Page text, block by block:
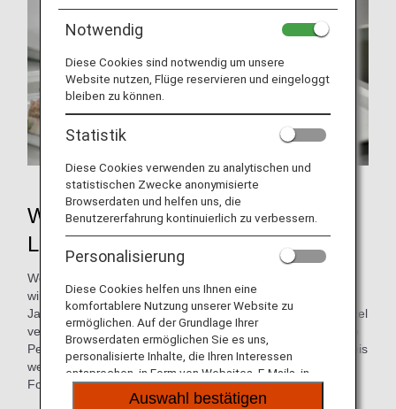
Was ist
Lebensmittelverschwendung?
Werden Lebensmittel, die noch essbar sind weggeworfen,
wird dies als Lebensmittelverschwendung bezeichnet. In
Japan werden jährlich ca. 6 Millionen Tonnen Nahrungsmittel
verschwendet (Schätzung für das Geschäftsjahr 2018). Pro
Person werfen wir täglich das Äquivalent einer Schüssel Reis
weg. (Siehe Website des Ministeriums für Land-,
Forstwirtschaft und Fischerei)
Notwendig
Diese Cookies sind notwendig um unsere
Website nutzen, Flüge reservieren und eingeloggt
bleiben zu können.
Statistik
Diese Cookies verwenden zu analytischen und
statistischen Zwecke anonymisierte
Browserdaten und helfen uns, die
Benutzererfahrung kontinuierlich zu verbessern.
Personalisierung
Diese Cookies helfen uns Ihnen eine
komfortablere Nutzung unserer Website zu
ermöglichen. Auf der Grundlage Ihrer
Browserdaten ermöglichen Sie es uns,
personalisierte Inhalte, die Ihren Interessen
entsprechen, in Form von Websites, E-Mails, in
sozialen Medien und Werbung anzubieten.
Auswahl bestätigen